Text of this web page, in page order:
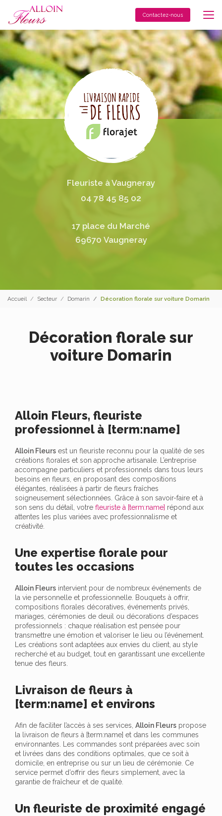
contenu
principal
Contactez-nous
Fleuriste à Vaugneray
04 78 45 85 02
17 place du Marché
69670 Vaugneray
Accueil Secteur Domarin Décoration florale sur voiture Domarin
Décoration florale sur
voiture Domarin
Alloin Fleurs, fleuriste
professionnel à [term:name]
Alloin Fleurs est un fleuriste reconnu pour la qualité de ses
créations florales et son approche artisanale. L’entreprise
accompagne particuliers et professionnels dans tous leurs
besoins en fleurs, en proposant des compositions
élégantes, réalisées à partir de fleurs fraîches
soigneusement sélectionnées. Grâce à son savoir-faire et à
son sens du détail, votre fleuriste à [term:name] répond aux
attentes les plus variées avec professionnalisme et
créativité.
Une expertise florale pour
toutes les occasions
Alloin Fleurs intervient pour de nombreux événements de
la vie personnelle et professionnelle. Bouquets à offrir,
compositions florales décoratives, événements privés,
mariages, cérémonies de deuil ou décorations d’espaces
professionnels : chaque réalisation est pensée pour
transmettre une émotion et valoriser le lieu ou l’événement.
Les créations sont adaptées aux envies du client, au style
recherché et au budget, tout en garantissant une excellente
tenue des fleurs.
Livraison de fleurs à
[term:name] et environs
Afin de faciliter l’accès à ses services, Alloin Fleurs propose
la livraison de fleurs à [term:name] et dans les communes
environnantes. Les commandes sont préparées avec soin
et livrées dans des conditions optimales, que ce soit à
domicile, en entreprise ou sur un lieu de cérémonie. Ce
service permet d’offrir des fleurs simplement, avec la
garantie de fraîcheur et de qualité.
Un fleuriste de proximité engagé